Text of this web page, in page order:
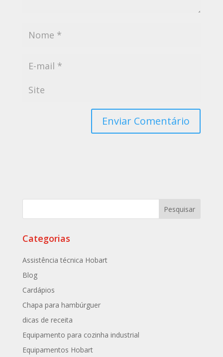
Categorias
Assistência técnica Hobart
Blog
Cardápios
Chapa para hambúrguer
dicas de receita
Equipamento para cozinha industrial
Equipamentos Hobart